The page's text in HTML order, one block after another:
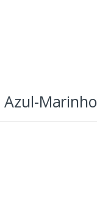
Azul-Marinho